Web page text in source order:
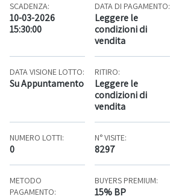
SCADENZA:
10-03-2026
15:30:00
DATA DI PAGAMENTO:
Leggere le
condizioni di
vendita
DATA VISIONE LOTTO:
Su Appuntamento
RITIRO:
Leggere le
condizioni di
vendita
NUMERO LOTTI:
0
N° VISITE:
8297
METODO
PAGAMENTO:
BUYERS PREMIUM:
15% BP